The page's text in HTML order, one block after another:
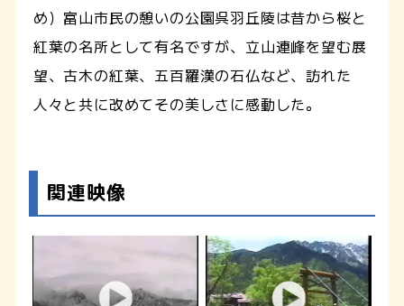
め）富山市民の憩いの公園呉羽丘陵は昔から桜と
紅葉の名所として有名ですが、立山連峰を望む展
望、古木の紅葉、五百羅漢の石仏など、訪れた
人々と共に改めてその美しさに感動した。
関連映像